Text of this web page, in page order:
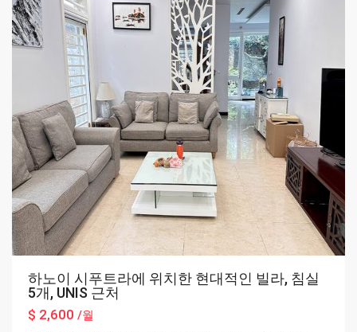
하노이 시푸트라에 위치한 현대적인 빌라, 침실
5개, UNIS 근처
$ 2,600 /월